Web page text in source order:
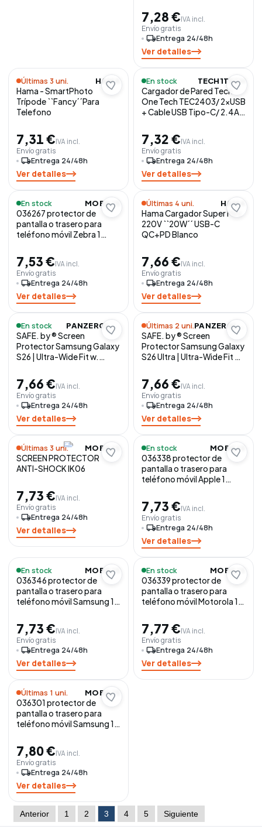
7,28 €IVA incl.
Envío gratis
local_shippingEntrega 24/48h
Ver detalles
Últimas 3 uni. HAMA
Hama - SmartPhoto
Trípode ``Fancy´´Para
Telefono
7,31 €IVA incl.
Envío gratis
local_shippingEntrega 24/48h
Ver detalles
En stock TECH1TECH
Cargador de Pared Tech
One Tech TEC2403/ 2xUSB
+ Cable USB Tipo-C/ 2.4A/
7,32 €IVA incl.
Envío gratis
local_shippingEntrega 24/48h
Ver detalles
En stock MOBILIS
036267 protector de
pantalla o trasero para
teléfono móvil Zebra 1
7,53 €IVA incl.
Envío gratis
local_shippingEntrega 24/48h
Ver detalles
Últimas 4 uni. HAMA
Hama Cargador Super Mini
220V ``20W´´ USB-C
QC+PD Blanco
7,66 €IVA incl.
Envío gratis
local_shippingEntrega 24/48h
Ver detalles
En stock PANZERGLASS
SAFE. by ® Screen
Protector Samsung Galaxy
S26 | Ultra-Wide Fit w.
pantalla 1 pieza(s)
7,66 €IVA incl.
Envío gratis
local_shippingEntrega 24/48h
Ver detalles
Últimas 2 uni. PANZERGLASS
SAFE. by ® Screen
Protector Samsung Galaxy
S26 Ultra | Ultra-Wide Fit w.
pantalla 1 pieza(s)
7,66 €IVA incl.
Envío gratis
local_shippingEntrega 24/48h
Ver detalles
Últimas 3 uni. MOBILIS
SCREEN PROTECTOR
ANTI-SHOCK IK06
7,73 €IVA incl.
Envío gratis
local_shippingEntrega 24/48h
Ver detalles
En stock MOBILIS
036338 protector de
pantalla o trasero para
teléfono móvil Apple 1
7,73 €IVA incl.
Envío gratis
local_shippingEntrega 24/48h
Ver detalles
En stock MOBILIS
036346 protector de
pantalla o trasero para
teléfono móvil Samsung 1
7,73 €IVA incl.
Envío gratis
local_shippingEntrega 24/48h
Ver detalles
En stock MOBILIS
036339 protector de
pantalla o trasero para
teléfono móvil Motorola 1
7,77 €IVA incl.
Envío gratis
local_shippingEntrega 24/48h
Ver detalles
Últimas 1 uni. MOBILIS
036301 protector de
pantalla o trasero para
teléfono móvil Samsung 1
7,80 €IVA incl.
Envío gratis
local_shippingEntrega 24/48h
Ver detalles
Anterior 1 2 3 4 5 Siguiente